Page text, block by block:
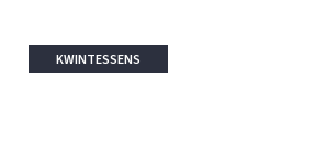
KWINTESSENS